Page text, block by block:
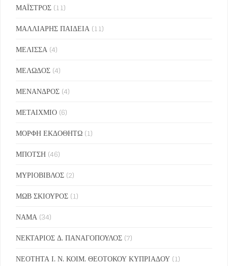
ΜΑΪΣΤΡΟΣ (11)
ΜΑΛΛΙΑΡΗΣ ΠΑΙΔΕΙΑ (11)
ΜΕΛΙΣΣΑ (4)
ΜΕΛΩΔΟΣ (4)
ΜΕΝΑΝΔΡΟΣ (4)
ΜΕΤΑΙΧΜΙΟ (6)
ΜΟΡΦΗ ΕΚΔΟΘΗΤΩ (1)
ΜΠΟΤΣΗ (46)
ΜΥΡΙΟΒΙΒΛΟΣ (2)
ΜΩΒ ΣΚΙΟΥΡΟΣ (1)
ΝΑΜΑ (34)
ΝΕΚΤΑΡΙΟΣ Δ. ΠΑΝΑΓΟΠΟΥΛΟΣ (7)
ΝΕΟΤΗΤΑ Ι. Ν. ΚΟΙΜ. ΘΕΟΤΟΚΟΥ ΚΥΠΡΙΑΔΟΥ (1)